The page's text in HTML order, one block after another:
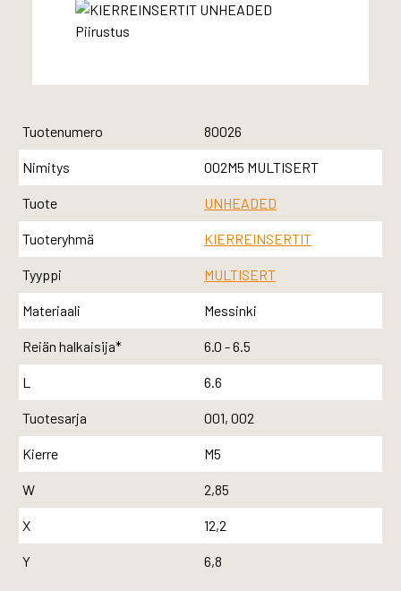
Tuotenumero 80026
Nimitys 002M5 MULTISERT
Tuote UNHEADED
Tuoteryhmä KIERREINSERTIT
Tyyppi MULTISERT
Materiaali Messinki
Reiän halkaisija* 6.0 - 6.5
L 6.6
Tuotesarja 001, 002
Kierre M5
W 2,85
X 12,2
Y 6,8